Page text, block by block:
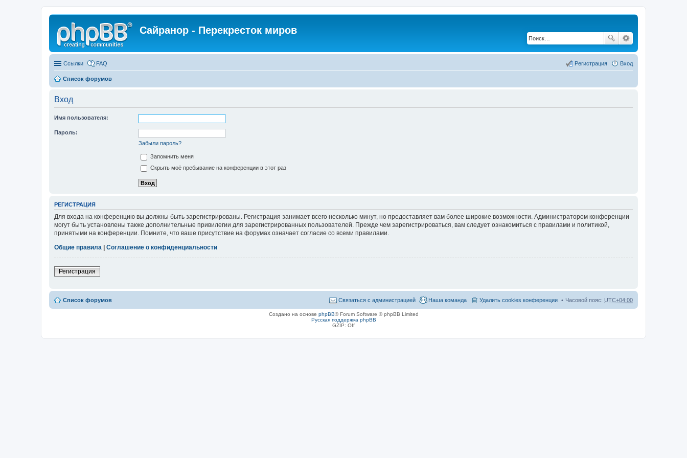
Сайранор - Перекресток миров
Ссылки FAQ Вход
Регистрация
Список форумов
Вход
Имя пользователя:
Пароль:
Забыли пароль?
Запомнить меня
Скрыть моё пребывание на конференции в этот раз
РЕГИСТРАЦИЯ
Для входа на конференцию вы должны быть зарегистрированы. Регистрация занимает всего несколько минут, но предоставляет вам более широкие возможности. Администратором конференции
могут быть установлены также дополнительные привилегии для зарегистрированных пользователей. Прежде чем зарегистрироваться, вам следует ознакомиться с правилами и политикой,
принятыми на конференции. Помните, что ваше присутствие на форумах означает согласие со всеми правилами.
Общие правила | Соглашение о конфиденциальности
Регистрация
Список форумов Часовой пояс: UTC+04:00
Удалить cookies конференции
Наша команда
Связаться с администрацией
Создано на основе phpBB® Forum Software © phpBB Limited
Русская поддержка phpBB
GZIP: Off